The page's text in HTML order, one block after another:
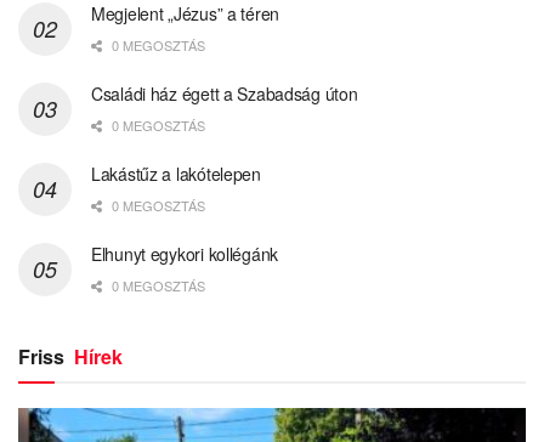
Megjelent „Jézus” a téren
0 MEGOSZTÁS
Családi ház égett a Szabadság úton
0 MEGOSZTÁS
Lakástűz a lakótelepen
0 MEGOSZTÁS
Elhunyt egykori kollégánk
0 MEGOSZTÁS
Friss Hírek